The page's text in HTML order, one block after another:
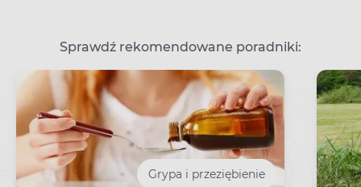
Sprawdź rekomendowane poradniki:
Grypa i przeziębienie